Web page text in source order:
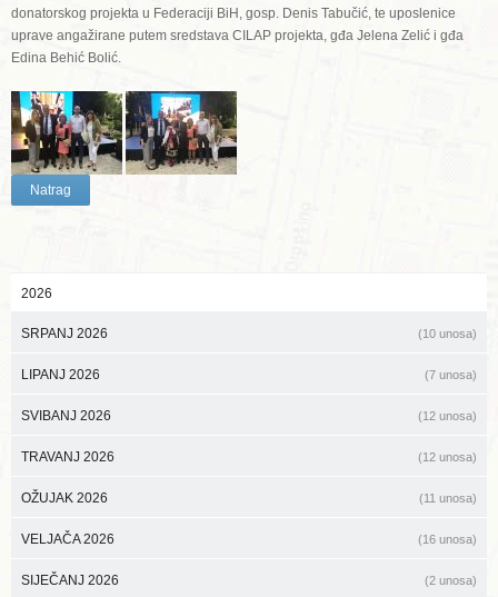
donatorskog projekta u Federaciji BiH, gosp. Denis Tabučić, te uposlenice
uprave angažirane putem sredstava CILAP projekta, gđa Jelena Zelić i gđa
Edina Behić Bolić.
Natrag
2026
SRPANJ 2026 (10 unosa)
LIPANJ 2026 (7 unosa)
SVIBANJ 2026 (12 unosa)
TRAVANJ 2026 (12 unosa)
OŽUJAK 2026 (11 unosa)
VELJAČA 2026 (16 unosa)
SIJEČANJ 2026 (2 unosa)